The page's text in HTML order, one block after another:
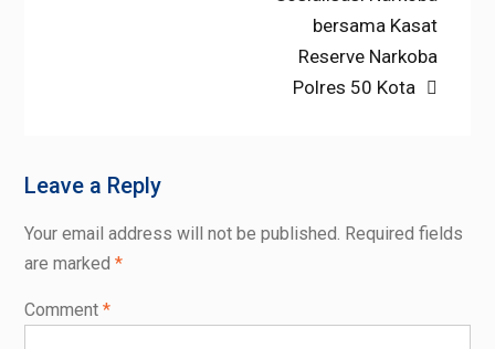
bersama Kasat
Reserve Narkoba
Polres 50 Kota
Leave a Reply
Your email address will not be published. Required fields
are marked *
Comment *